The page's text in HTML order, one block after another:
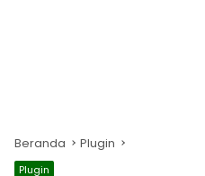
Beranda Plugin
Plugin